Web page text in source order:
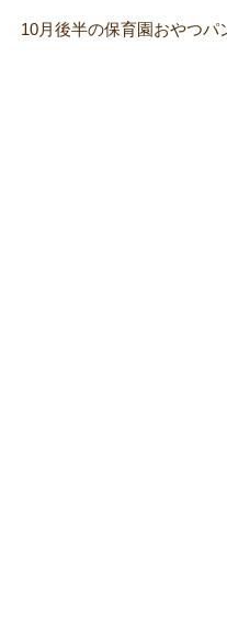
10月後半の保育園おやつパ